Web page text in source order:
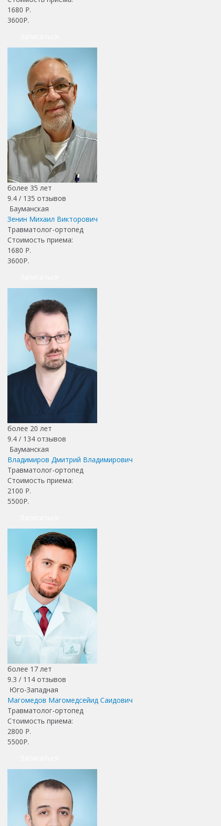
1680 Р.
3600Р.
более 35 лет
9.4 / 135 отзывов
Бауманская
Зенин Михаил Викторович
Травматолог-ортопед
Стоимость приема:
1680 Р.
3600Р.
более 20 лет
9.4 / 134 отзывов
Бауманская
Владимиров Дмитрий Владимирович
Травматолог-ортопед
Стоимость приема:
2100 Р.
5500Р.
более 17 лет
9.3 / 114 отзывов
Юго-Западная
Магомедов Магомедсейид Саидович
Травматолог-ортопед
Стоимость приема:
2800 Р.
5500Р.